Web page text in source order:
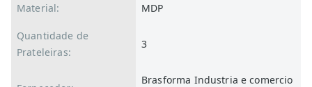
Material: MDP
Quantidade de
Prateleiras:
3
Brasforma Industria e comercio